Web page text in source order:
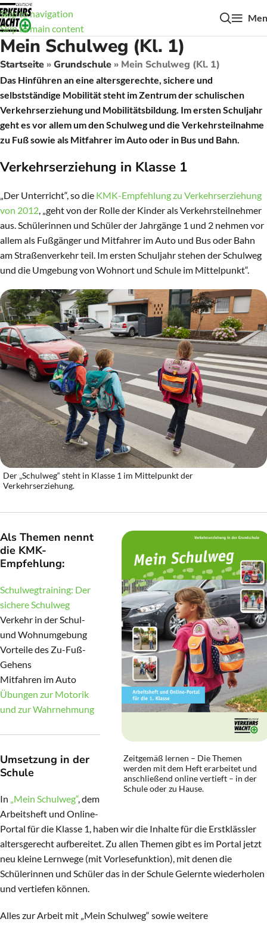
Skip to navigation
Skip to main content
Mein Schulweg (Kl. 1)
Startseite»Grundschule» Mein Schulweg (Kl. 1)
Das Hinführen an eine altersgerechte, sichere und
selbstständige Mobilität steht im Zentrum der schulischen
Verkehrserziehung und Mobilitätsbildung. Im ersten Schuljahr
geht es vor allem um den Schulweg und die Verkehrsteilnahme
zu Fuß sowie als Mitfahrer im Auto oder in Bus und Bahn.
Verkehrserziehung in Klasse 1
„Der Unterricht“, so die KMK-Empfehlung zu Verkehrserziehung
von 2012, „geht von der Rolle der Kinder als Verkehrsteilnehmer
aus. Schülerinnen und Schüler der Jahrgänge 1 und 2 nehmen vor
allem als Fußgänger und Mitfahrer im Auto und Bus oder Bahn
am Straßenverkehr teil. Im ersten Schuljahr stehen der Schulweg
und die Umgebung von Wohnort und Schule im Mittelpunkt“.
Der „Schulweg“ steht in Klasse 1 im Mittelpunkt der
Verkehrserziehung.
Zeitgemäß lernen – Die Themen
werden mit dem Heft erarbeitet und
anschließend online vertieft – in der
Schule oder zu Hause.
Als Themen nennt
die KMK-
Empfehlung:
Schulwegtraining: Der
sichere Schulweg
Verkehr in der Schul-
und Wohnumgebung
Vorteile des Zu-Fuß-
Gehens
Mitfahren im Auto
Übungen zur Motorik
und zur Wahrnehmung
Umsetzung in der
Schule
In „Mein Schulweg“, dem
Arbeitsheft und Online-
Portal für die Klasse 1, haben wir die Inhalte für die Erstklässler
altersgerecht aufbereitet. Zu allen Themen gibt es im Portal jetzt
neu kleine Lernwege (mit Vorlesefunktion), mit denen die
Schülerinnen und Schüler das in der Schule Gelernte wiederholen
und vertiefen können.
Alles zur Arbeit mit „Mein Schulweg“ sowie weitere